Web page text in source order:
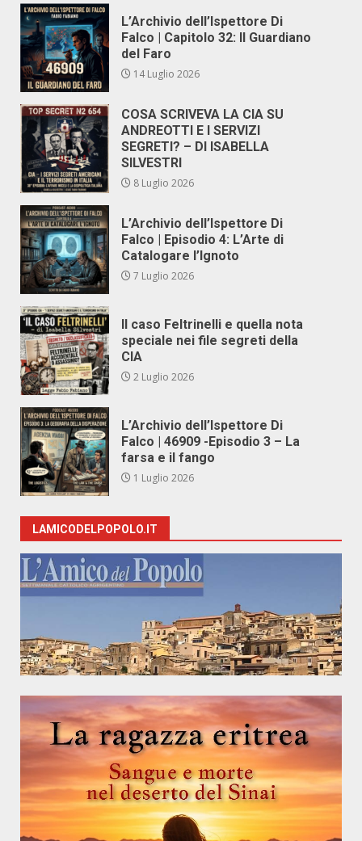
L’Archivio dell’Ispettore Di
Falco | Capitolo 32: Il Guardiano
del Faro
14 Luglio 2026
COSA SCRIVEVA LA CIA SU
ANDREOTTI E I SERVIZI
SEGRETI? – DI ISABELLA
SILVESTRI
8 Luglio 2026
L’Archivio dell’Ispettore Di
Falco | Episodio 4: L’Arte di
Catalogare l’Ignoto
7 Luglio 2026
Il caso Feltrinelli e quella nota
speciale nei file segreti della
CIA
2 Luglio 2026
L’Archivio dell’Ispettore Di
Falco | 46909 -Episodio 3 – La
farsa e il fango
1 Luglio 2026
LAMICODELPOPOLO.IT